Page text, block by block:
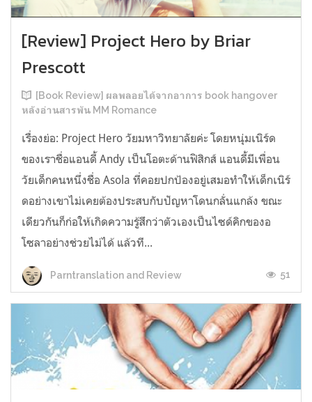
[Review] Project Hero by Briar
Prescott
[Book Review] ผลพลอยได้จากอาการ book hangover
หลังอ่านสารพัน MM Romance
เรื่องย่อ: Project Hero วัยมหาวิทยาลัยค่ะ โดยหนุ่มเนิร์ด
ของเราชื่อแอนดี้ Andy เป็นโอตะด้านฟิสิกส์ แอนดี้มีเพื่อน
วัยเด็กคนหนึ่งชื่อ Asola ที่คอยปกป้องอยู่เสมอทำให้เด็กเนิร์
ดอย่างเขาไม่เคยต้องประสบกับปัญหาโดนกลั่นแกล้ง ขณะ
เดียวกันก็ก่อให้เกิดความรู้สึกว่าตัวเองเป็นไซด์คิกของอ
โซลาอย่างช่วยไม่ได้ แล้วที...
Parntranslation and Review 51